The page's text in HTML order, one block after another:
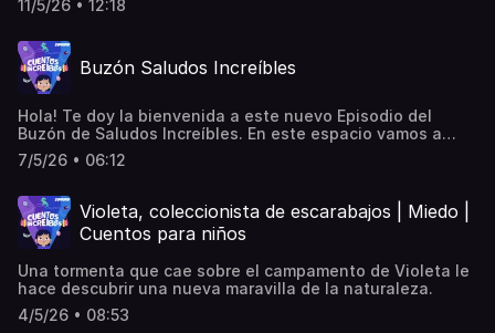
11/5/26 • 12:18
Buzón Saludos Increíbles
Hola! Te doy la bienvenida a este nuevo Episodio del
Buzón de Saludos Increíbles. En este espacio vamos a
escuchar algunos de los saludos que me han mandado de
manera al azar. Atención que podrías escuchar el tuyo. Si
cuentosincreibles.com y escucha, conmigo, la magia de tu
propia voz… ¡Hasta muy pronto!
7/5/26 • 06:12
Violeta, coleccionista de escarabajos | Miedo |
Cuentos para niños
Una tormenta que cae sobre el campamento de Violeta le
hace descubrir una nueva maravilla de la naturaleza.
4/5/26 • 08:53